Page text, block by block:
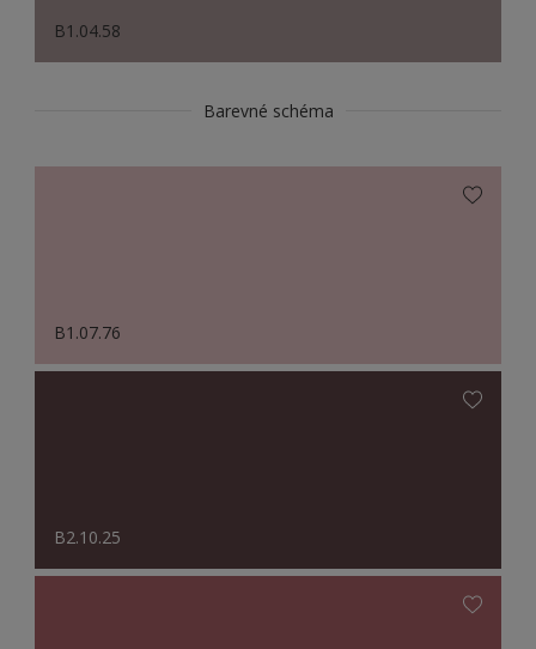
B1.04.58
Barevné schéma
B1.07.76
B2.10.25